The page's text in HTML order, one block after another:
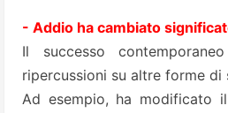
- Addio ha cambiato
Il successo
ripercussioni su altre forme di
Ad esempio, ha modificato